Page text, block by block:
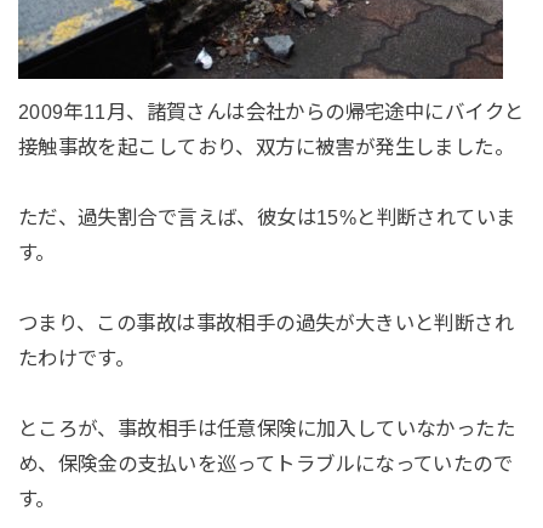
2009年11月、諸賀さんは会社からの帰宅途中にバイクと
接触事故を起こしており、双方に被害が発生しました。
ただ、過失割合で言えば、彼女は15%と判断されていま
す。
つまり、この事故は事故相手の過失が大きいと判断され
たわけです。
ところが、事故相手は任意保険に加入していなかったた
め、保険金の支払いを巡ってトラブルになっていたので
す。